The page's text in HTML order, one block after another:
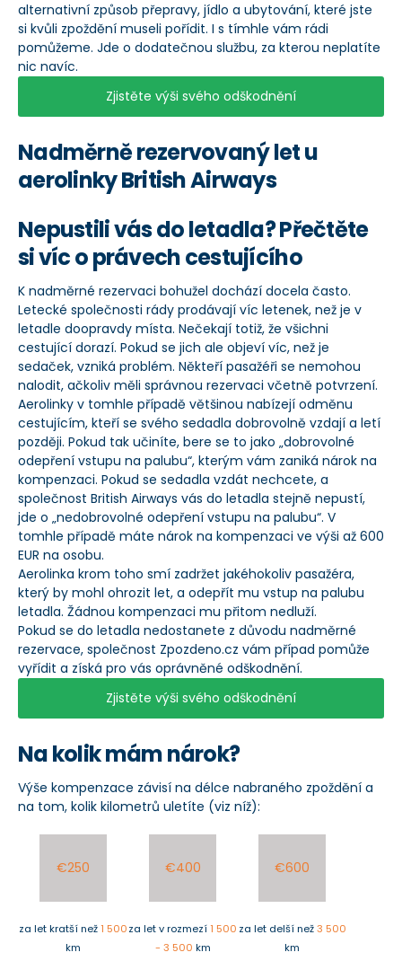
alternativní způsob přepravy, jídlo a ubytování, které jste
si kvůli zpoždění museli pořídit. I s tímhle vám rádi
pomůžeme. Jde o dodatečnou službu, za kterou neplatíte
nic navíc.
Zjistěte výši svého odškodnění
Nadměrně rezervovaný let u
aerolinky British Airways
Nepustili vás do letadla? Přečtěte
si víc o právech cestujícího
K nadměrné rezervaci bohužel dochází docela často.
Letecké společnosti rády prodávají víc letenek, než je v
letadle doopravdy místa. Nečekají totiž, že všichni
cestující dorazí. Pokud se jich ale objeví víc, než je
sedaček, vzniká problém. Někteří pasažéři se nemohou
nalodit, ačkoliv měli správnou rezervaci včetně potvrzení.
Aerolinky v tomhle případě většinou nabízejí odměnu
cestujícím, kteří se svého sedadla dobrovolně vzdají a letí
později. Pokud tak učiníte, bere se to jako „dobrovolné
odepření vstupu na palubu“, kterým vám zaniká nárok na
kompenzaci. Pokud se sedadla vzdát nechcete, a
společnost British Airways vás do letadla stejně nepustí,
jde o „nedobrovolné odepření vstupu na palubu“. V
tomhle případě máte nárok na kompenzaci ve výši až 600
EUR na osobu.
Aerolinka krom toho smí zadržet jakéhokoliv pasažéra,
který by mohl ohrozit let, a odepřít mu vstup na palubu
letadla. Žádnou kompenzaci mu přitom nedluží.
Pokud se do letadla nedostanete z důvodu nadměrné
rezervace, společnost Zpozdeno.cz vám případ pomůže
vyřídit a získá pro vás oprávněné odškodnění.
Zjistěte výši svého odškodnění
Na kolik mám nárok?
Výše kompenzace závisí na délce nabraného zpoždění a
na tom, kolik kilometrů uletíte (viz níž):
€250
za let kratší než1 500
km
€400
za let v rozmezí1 500
- 3 500 km
€600
za let delší než3 500
km